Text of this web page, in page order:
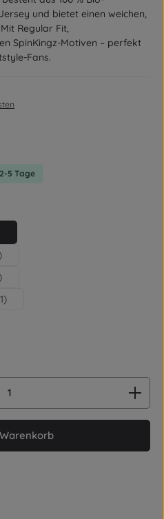
und bietet einen weichen,
Regular Fit,
SpinKingz-Motiven – perfekt
Fans.
0 von 5 Sternen
5 Tage
gewünschten Wert